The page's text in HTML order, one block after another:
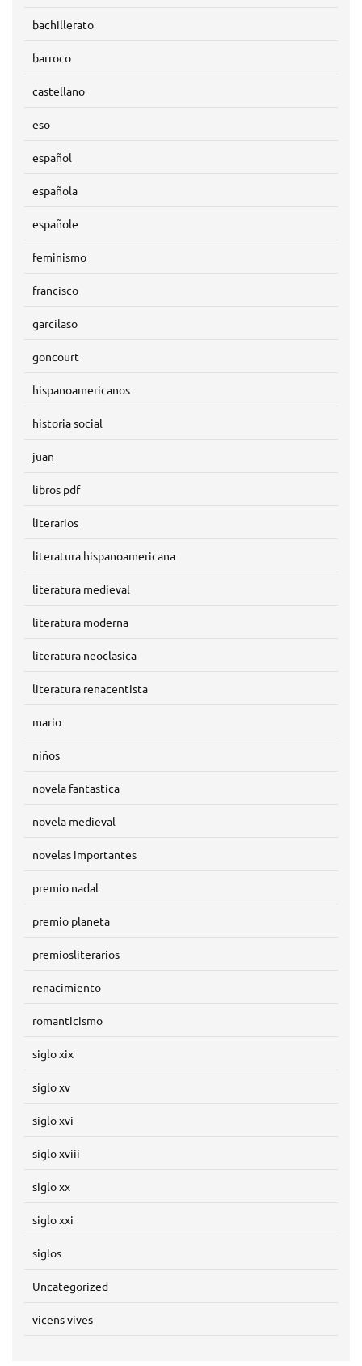
bachillerato
barroco
castellano
eso
español
española
españole
feminismo
francisco
garcilaso
goncourt
hispanoamericanos
historia social
juan
libros pdf
literarios
literatura hispanoamericana
literatura medieval
literatura moderna
literatura neoclasica
literatura renacentista
mario
niños
novela fantastica
novela medieval
novelas importantes
premio nadal
premio planeta
premiosliterarios
renacimiento
romanticismo
siglo xix
siglo xv
siglo xvi
siglo xviii
siglo xx
siglo xxi
siglos
Uncategorized
vicens vives